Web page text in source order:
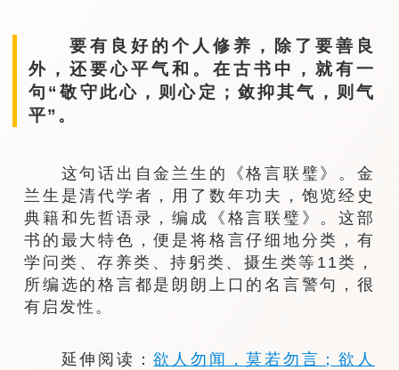
要有良好的个人修养，除了要善良
外，还要心平气和。在古书中，就有一
句“敬守此心，则心定；敛抑其气，则气
平”。
这句话出自金兰生的《格言联璧》。金
兰生是清代学者，用了数年功夫，饱览经史
典籍和先哲语录，编成《格言联璧》。这部
书的最大特色，便是将格言仔细地分类，有
学问类、存养类、持躬类、摄生类等11类，
所编选的格言都是朗朗上口的名言警句，很
有启发性。
延伸阅读：欲人勿闻，莫若勿言；欲人